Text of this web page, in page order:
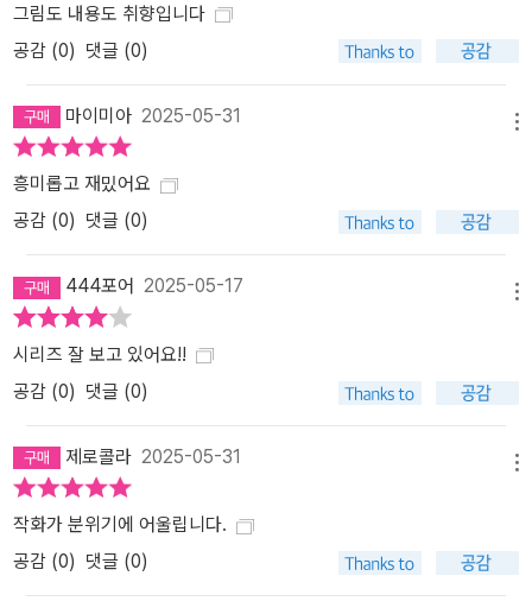
그림도 내용도 취향입니다
공감 (0) 댓글 (0)
마이미아 2025-05-31
흥미롭고 재밌어요
공감 (0) 댓글 (0)
444포어 2025-05-17
시리즈 잘 보고 있어요!!
공감 (0) 댓글 (0)
제로콜라 2025-05-31
작화가 분위기에 어울립니다.
공감 (0) 댓글 (0)